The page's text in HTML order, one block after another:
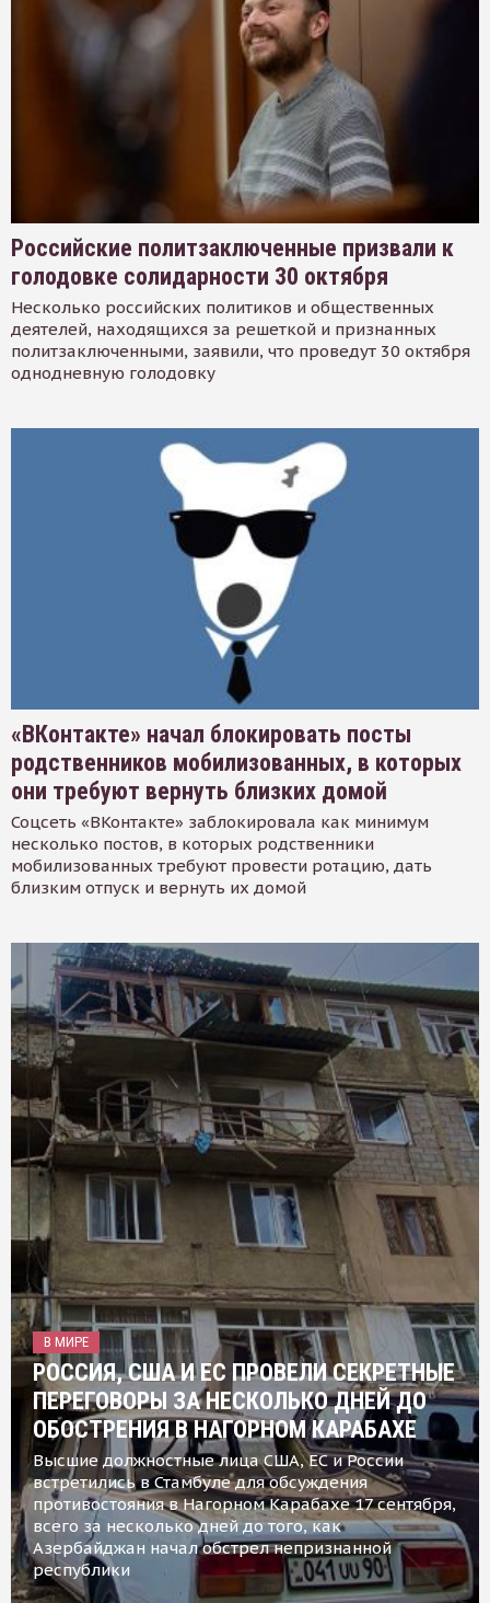
Российские политзаключенные призвали к
голодовке солидарности 30 октября
Несколько российских политиков и общественных
деятелей, находящихся за решеткой и признанных
политзаключенными, заявили, что проведут 30 октября
однодневную голодовку
«ВКонтакте» начал блокировать посты
родственников мобилизованных, в которых
они требуют вернуть близких домой
Соцсеть «ВКонтакте» заблокировала как минимум
несколько постов, в которых родственники
мобилизованных требуют провести ротацию, дать
близким отпуск и вернуть их домой
В МИРЕ
РОССИЯ, США И ЕС ПРОВЕЛИ СЕКРЕТНЫЕ
ПЕРЕГОВОРЫ ЗА НЕСКОЛЬКО ДНЕЙ ДО
ОБОСТРЕНИЯ В НАГОРНОМ КАРАБАХЕ
Высшие должностные лица США, ЕС и России
встретились в Стамбуле для обсуждения
противостояния в Нагорном Карабахе 17 сентября,
всего за несколько дней до того, как
Азербайджан начал обстрел непризнанной
республики